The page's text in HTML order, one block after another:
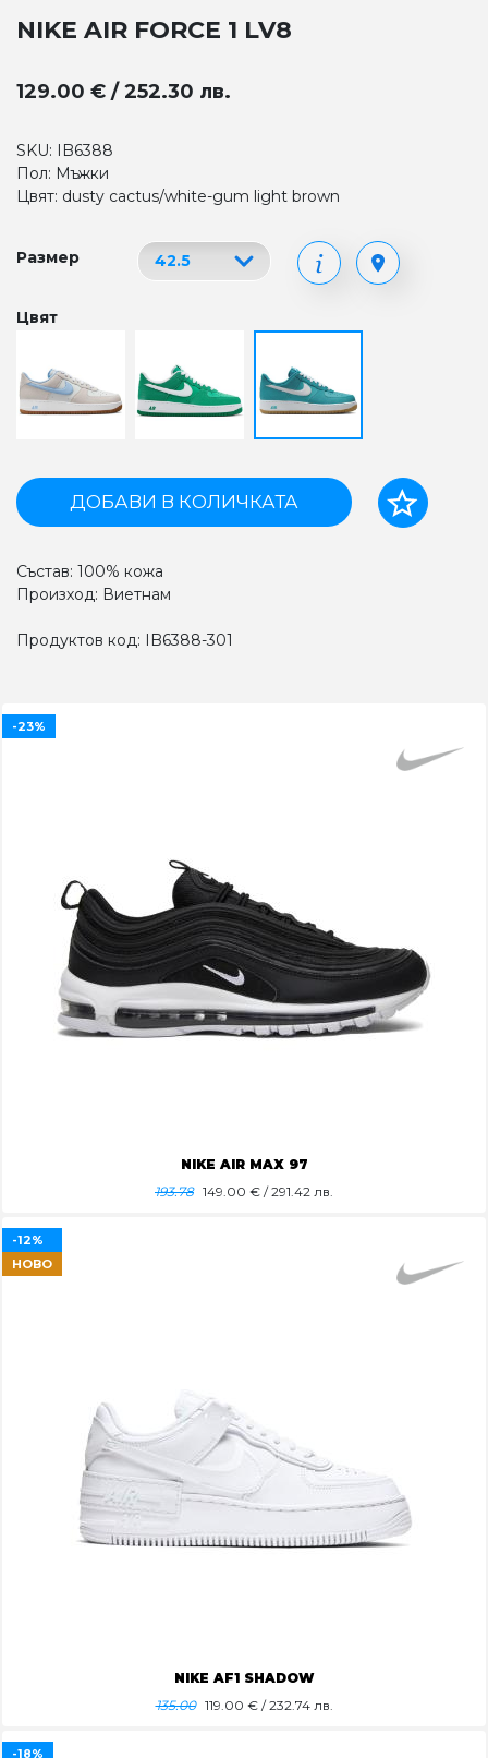
NIKE AIR FORCE 1 LV8
129.00 € / 252.30 лв.
SKU: IB6388
Пол: Мъжки
Цвят: dusty cactus/white-gum light brown
Размер
Цвят
ДОБАВИ В КОЛИЧКАТА
Състав: 100% кожа
Произход: Виетнам
Продуктов код: IB6388-301
NIKE AIR MAX 97
193.78 149.00 € / 291.42 лв.
-23%
NIKE AF1 SHADOW
135.00 119.00 € / 232.74 лв.
-12%
НОВО
-18%